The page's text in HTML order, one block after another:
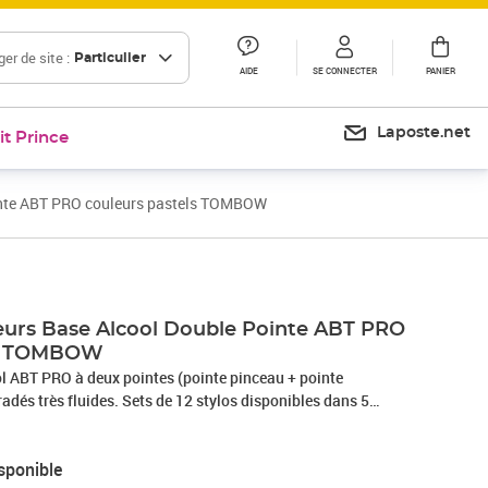
de site : Particulier
AIDE SE CONNECTER PANIER
Prince Laposte.net
ABT PRO couleurs pastels TOMBOW
Base Alcool Double Pointe ABT PRO
ABT PRO à deux pointes (pointe pinceau + pointe
très fluides. Sets de 12 stylos disponibles dans 5
est un marqueur extrêmement fin à base d’alcool. Il a un
large et une pointe brosse flexible. La pointe biseautée